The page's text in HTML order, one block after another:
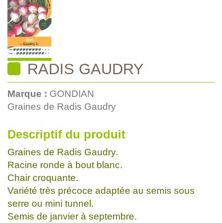
RADIS GAUDRY
Marque : GONDIAN
Graines de Radis Gaudry
Descriptif du produit
Graines de Radis Gaudry.
Racine ronde à bout blanc.
Chair croquante.
Variété très précoce adaptée au semis sous
serre ou mini tunnel.
Semis de janvier à septembre.